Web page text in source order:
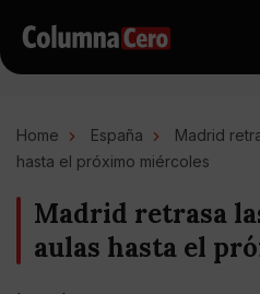
Home España
Madrid
hasta el próximo miércoles
Madrid retrasa
aulas hasta el